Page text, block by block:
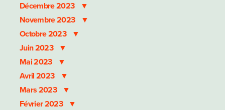
Décembre 2023
Novembre 2023
Octobre 2023
Juin 2023
Mai 2023
Avril 2023
Mars 2023
Février 2023